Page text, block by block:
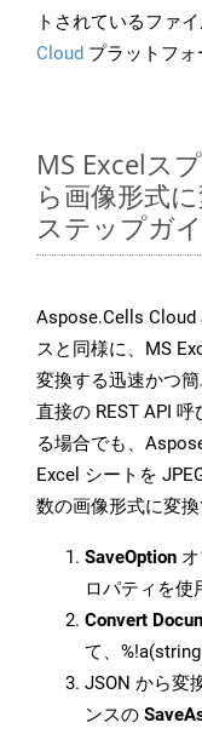
トされているファ
Cloud プラットフォ
MS Excelス
ら画像形式
ステップガ
Aspose.Cells Cloud
スと同様に、MS
変換する迅速かつ
直接の REST API
る場合でも、
Excel シートを
数の画像形式に変換
SaveOption
ロパティを使
Convert
て、
JSON から変
ンスの